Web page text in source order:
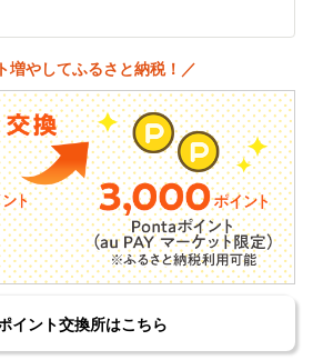
増やしてふるさと納税！／
イント交換所はこちら